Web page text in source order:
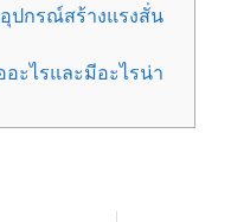
ปกรณ์สร้างแรงสั่น
ะไรและมีอะไรน่า